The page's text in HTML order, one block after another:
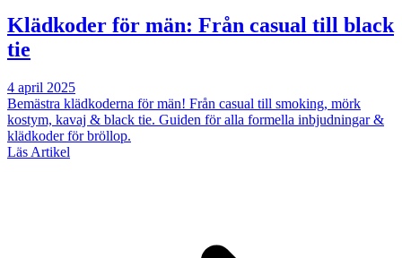
Klädkoder för män: Från casual till black
tie
4 april 2025
Bemästra klädkoderna för män! Från casual till smoking, mörk
kostym, kavaj & black tie. Guiden för alla formella inbjudningar &
klädkoder för bröllop.
Läs Artikel